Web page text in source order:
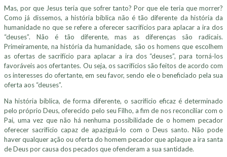
Mas, por que Jesus teria que sofrer tanto? Por que ele teria que morrer?
Como já dissemos, a história bíblica não é tão diferente da história da
humanidade no que se refere a oferecer sacrifícios para aplacar a ira dos
“deuses”. Não é tão diferente, mas as diferenças são radicais.
Primeiramente, na história da humanidade, são os homens que escolhem
as ofertas de sacrifício para aplacar a ira dos “deuses”, para torná-los
favoráveis aos ofertantes. Ou seja, os sacrifícios são feitos de acordo com
os interesses do ofertante, em seu favor, sendo ele o beneficiado pela sua
oferta aos “deuses”.
Na história bíblica, de forma diferente, o sacrifício eficaz é determinado
pelo próprio Deus, oferecido pelo seu Filho, a fim de nos reconciliar com o
Pai, uma vez que não há nenhuma possibilidade de o homem pecador
oferecer sacrifício capaz de apaziguá-lo com o Deus santo. Não pode
haver qualquer ação ou oferta do homem pecador que aplaque a ira santa
de Deus por causa dos pecados que ofenderam a sua santidade.